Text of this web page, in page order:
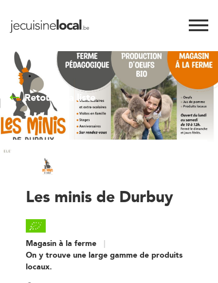
Retour à la liste
Les minis de Durbuy
Magasin à la ferme
On y trouve une large gamme de produits
locaux.